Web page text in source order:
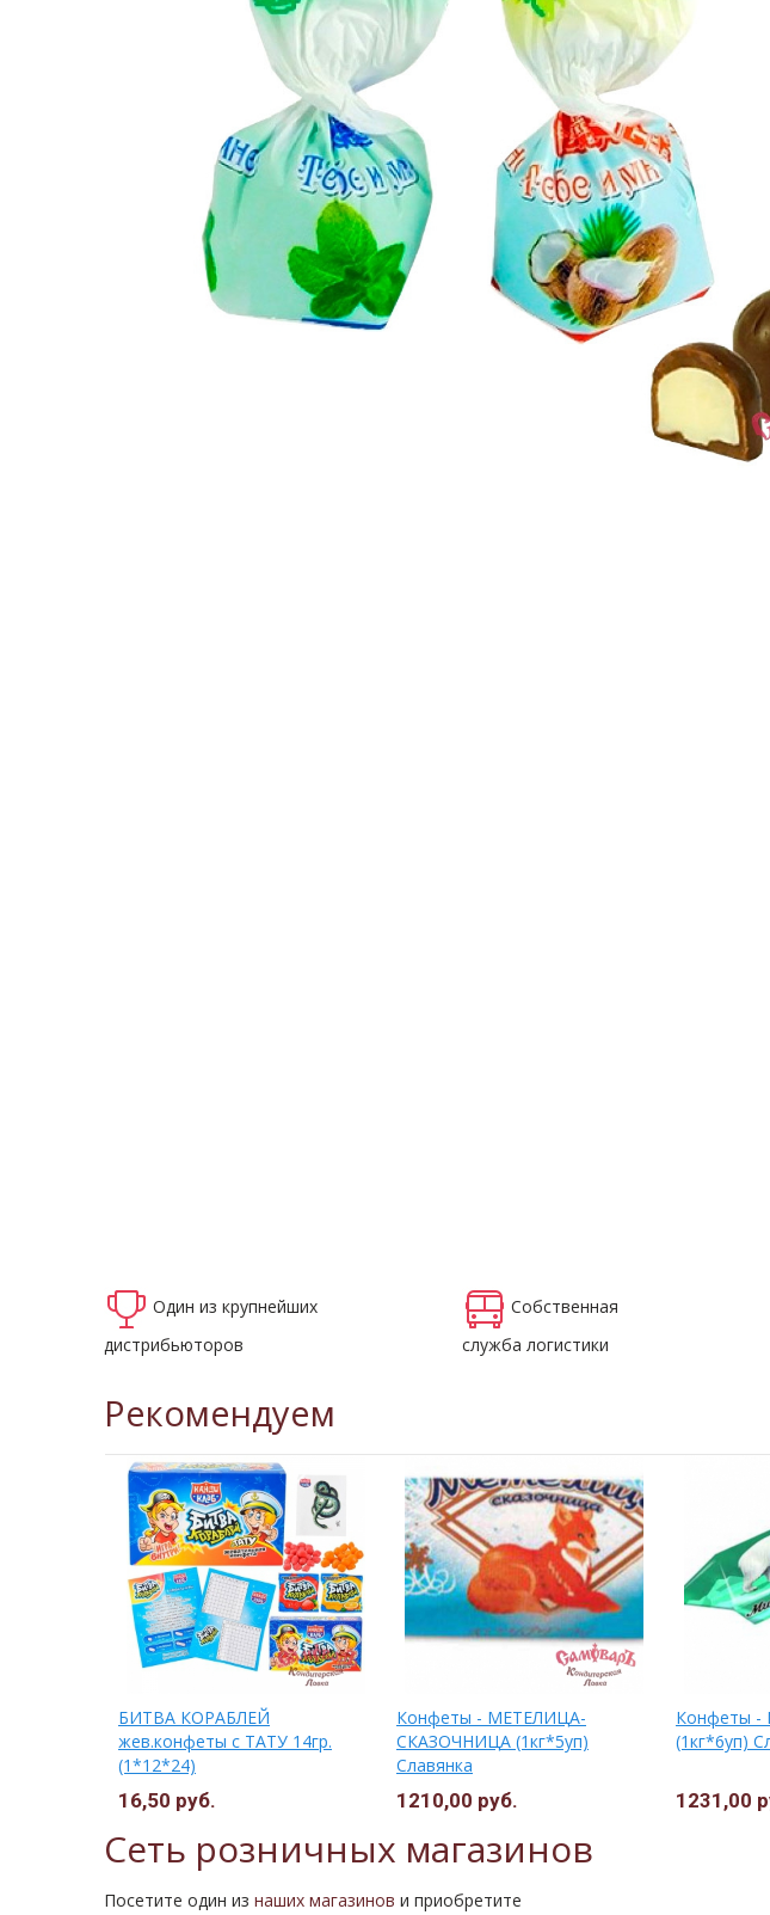
Один из крупнейших
дистрибьюторов
Собственная
служба логистики
Рекомендуем
БИТВА КОРАБЛЕЙ
жев.конфеты с ТАТУ 14гр.
(1*12*24)
16,50 руб.
Конфеты - МЕТЕЛИЦА-
СКАЗОЧНИЦА (1кг*5уп)
Славянка
1210,00 руб.
Конфеты
(1кг*6уп)
1231,00
Сеть розничных магазинов
Посетите один из наших магазинов и приобретите